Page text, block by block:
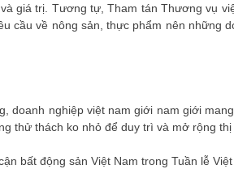
giá trị. Tương tự, Tham tán Thương vụ
cầu về nông sản, thực phẩm nên những
doanh nghiệp việt nam giới nam giới
thử thách ko nhỏ để duy trì và mở rộng